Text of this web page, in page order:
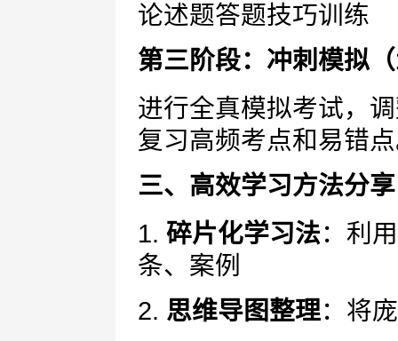
论述题答题技巧训练
第三阶段：冲刺模拟
进行全真模拟考试，
复习高频考点和易错
三、高效学习方法分享
1. 碎片化学习法：利
条、案例
2. 思维导图整理：将